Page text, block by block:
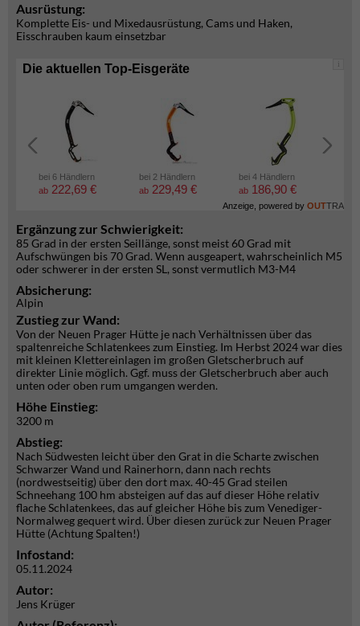
Ausrüstung:
Komplette Eis- und Mixedausrüstung, Cams und Haken,
Eisschrauben kaum einsetzbar
i
Die aktuellen Top-Eisgeräte
bei 6 Händlern
ab 222,69 €
bei 2 Händlern
ab 229,49 €
bei 4 Händlern
ab 186,90 €
Anzeige, powered by OUTTRA
Ergänzung zur Schwierigkeit:
85 Grad in der ersten Seillänge, sonst meist 60 Grad mit
Aufschwüngen bis 70 Grad. Wenn ausgeapert, wahrscheinlich M5
oder schwerer in der ersten SL, sonst vermutlich M3-M4
Absicherung:
Alpin
Zustieg zur Wand:
Von der Neuen Prager Hütte je nach Verhältnissen über das
spaltenreiche Schlatenkees zum Einstieg. Im Herbst 2024 war dies
mit kleinen Klettereinlagen im großen Gletscherbruch auf
direkter Linie möglich. Ggf. muss der Gletscherbruch aber auch
unten oder oben rum umgangen werden.
Höhe Einstieg:
3200 m
Abstieg:
Nach Südwesten leicht über den Grat in die Scharte zwischen
Schwarzer Wand und Rainerhorn, dann nach rechts
(nordwestseitig) über den dort max. 40-45 Grad steilen
Schneehang 100 hm absteigen auf das auf dieser Höhe relativ
flache Schlatenkees, das auf gleicher Höhe bis zum Venediger-
Normalweg gequert wird. Über diesen zurück zur Neuen Prager
Hütte (Achtung Spalten!)
Infostand:
05.11.2024
Autor:
Jens Krüger